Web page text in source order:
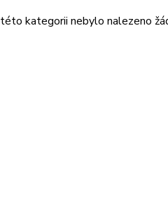
kategorii nebylo nalezeno